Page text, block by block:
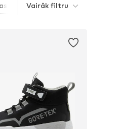
Sporta veids
Vairāk filtru